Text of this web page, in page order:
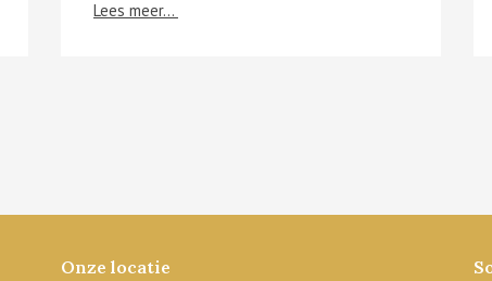
Lees meer...
Onze locatie